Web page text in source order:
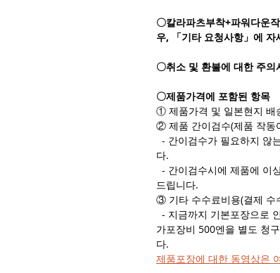
〇칼라파츠부착+파워다운
우, 「기타 요청사항」에 자
〇취소 및 환불에 대한 주
〇제품가격에 포함된 항목
① 제품가격 및 일본현지 배
② 제품 간이검수(제품 작동
- 간이검수가 필요하지 않
다.
- 간이검수시에 제품에 이
드립니다.
③ 기타 수수료비용(결제 수
- 지금까지 기본포장으로
가포장비 500엔을 별도 청
다.
제품포장에 대한 동영상은